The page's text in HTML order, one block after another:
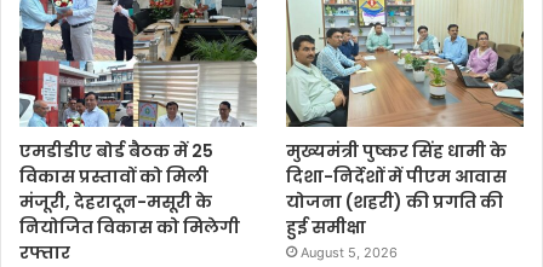
एमडीडीए बोर्ड बैठक में 25
विकास प्रस्तावों को मिली
मंजूरी, देहरादून-मसूरी के
नियोजित विकास को मिलेगी
रफ्तार
मुख्यमंत्री पुष्कर सिंह धामी के
दिशा-निर्देशों में पीएम आवास
योजना (शहरी) की प्रगति की
हुई समीक्षा
August 5, 2026